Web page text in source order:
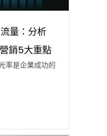
量：分析
銷5大重點
率是企業成功的